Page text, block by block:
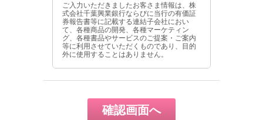
ご入力いただきましたお客さま情報は、株
式会社千葉興業銀行ならびに当行の有価証
券報告書等に記載する連結子会社におい
て、各種商品の開発、各種マーケティン
グ、各種書品やサービスのご提案・ご案内
等に利用させていただくものであり、目的
外に使用することはありません。